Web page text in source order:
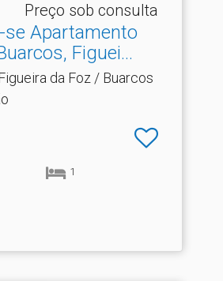
Preço sob consulta
se Apartamento
Figuei.​..
da Foz / Buarcos
1